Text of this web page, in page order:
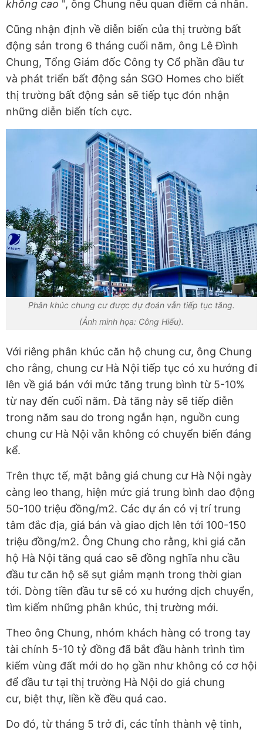
không cao ", ông Chung nêu quan điểm cá nhân.
Cũng nhận định về diễn biến của thị trường bất
động sản trong 6 tháng cuối năm, ông Lê Đình
Chung, Tổng Giám đốc Công ty Cổ phần đầu tư
và phát triển bất động sản SGO Homes cho biết
thị trường bất động sản sẽ tiếp tục đón nhận
những diễn biến tích cực.
Phân khúc chung cư được dự đoán vẫn tiếp tục tăng.
(Ảnh minh họa: Công Hiếu).
Với riêng phân khúc căn hộ chung cư, ông Chung
cho rằng, chung cư Hà Nội tiếp tục có xu hướng đi
lên về giá bán với mức tăng trung bình từ 5-10%
từ nay đến cuối năm. Đà tăng này sẽ tiếp diễn
trong năm sau do trong ngắn hạn, nguồn cung
chung cư Hà Nội vẫn không có chuyển biến đáng
kể.
Trên thực tế, mặt bằng giá chung cư Hà Nội ngày
càng leo thang, hiện mức giá trung bình dao động
50-100 triệu đồng/m2. Các dự án có vị trí trung
tâm đắc địa, giá bán và giao dịch lên tới 100-150
triệu đồng/m2. Ông Chung cho rằng, khi giá căn
hộ Hà Nội tăng quá cao sẽ đồng nghĩa nhu cầu
đầu tư căn hộ sẽ sụt giảm mạnh trong thời gian
tới. Dòng tiền đầu tư sẽ có xu hướng dịch chuyển,
tìm kiếm những phân khúc, thị trường mới.
Theo ông Chung, nhóm khách hàng có trong tay
tài chính 5-10 tỷ đồng đã bắt đầu hành trình tìm
kiếm vùng đất mới do họ gần như không có cơ hội
để đầu tư tại thị trường Hà Nội do giá chung
cư, biệt thự, liền kề đều quá cao.
Do đó, từ tháng 5 trở đi, các tỉnh thành vệ tinh,